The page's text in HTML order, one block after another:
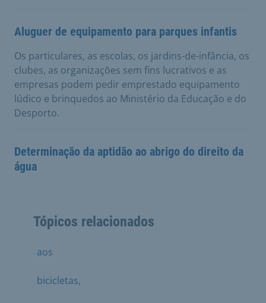
Aluguer de equipamento para parques infantis
Os particulares, as escolas, os jardins-de-infância, os
clubes, as organizações sem fins lucrativos e as
empresas podem pedir emprestado equipamento
lúdico e brinquedos ao Ministério da Educação e do
Desporto.
Determinação da aptidão ao abrigo do direito da
água
Tópicos relacionados
aos
bicicletas,